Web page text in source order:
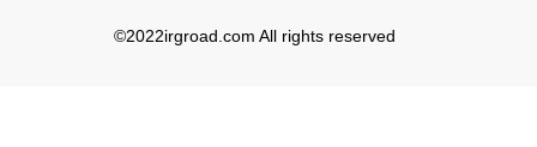
©2022irgroad.com All rights reserved